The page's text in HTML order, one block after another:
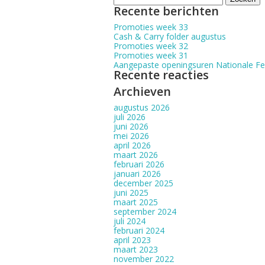
naar:
Recente berichten
Promoties week 33
Cash & Carry folder augustus
Promoties week 32
Promoties week 31
Aangepaste openingsuren Nationale
Recente reacties
Archieven
augustus 2026
juli 2026
juni 2026
mei 2026
april 2026
maart 2026
februari 2026
januari 2026
december 2025
juni 2025
maart 2025
september 2024
juli 2024
februari 2024
april 2023
maart 2023
november 2022